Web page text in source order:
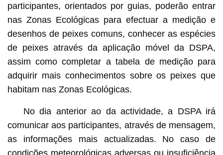
participantes, orientados por guias, poderão entrar
nas Zonas Ecológicas para efectuar a medição e
desenhos de peixes comuns, conhecer as espécies
de peixes através da aplicação móvel da DSPA,
assim como completar a tabela de medição para
adquirir mais conhecimentos sobre os peixes que
habitam nas Zonas Ecológicas.
No dia anterior ao da actividade, a DSPA irá
comunicar aos participantes, através de mensagem,
as informações mais actualizadas. No caso de
condições meteorológicas adversas ou insuficiência